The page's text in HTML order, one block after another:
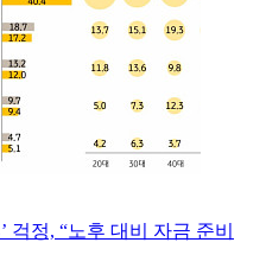
걱정, “노후 대비 자금 준비